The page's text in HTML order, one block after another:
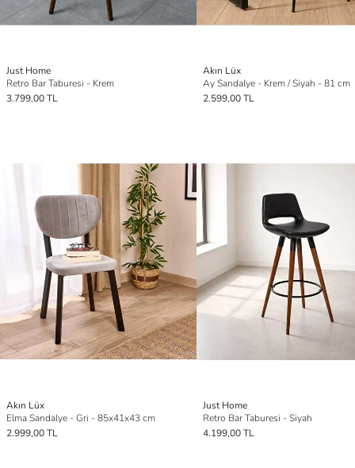
Just Home
Retro Bar Taburesi - Krem
3.799,00 TL
Akın Lüx
Ay Sandalye - Krem / Siyah - 81 cm
2.599,00 TL
Akın Lüx
Elma Sandalye - Gri - 85x41x43 cm
2.999,00 TL
Just Home
Retro Bar Taburesi - Siyah
4.199,00 TL